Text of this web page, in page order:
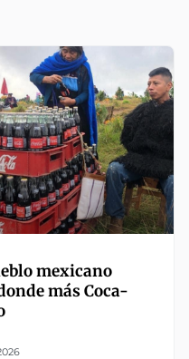
mexicano
más Coca-